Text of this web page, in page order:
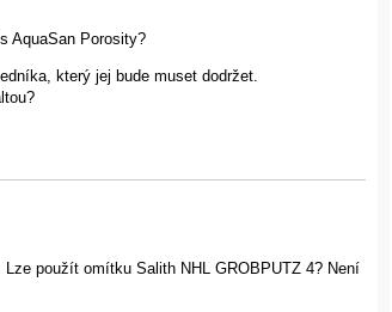
AquaSan Porosity?
který jej bude muset dodržet.
použít omítku Salith NHL GROBPUTZ 4? Není